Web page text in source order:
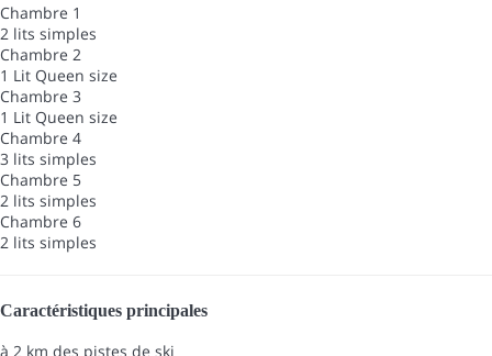
Chambre 1
2 lits simples
Chambre 2
1 Lit Queen size
Chambre 3
1 Lit Queen size
Chambre 4
3 lits simples
Chambre 5
2 lits simples
Chambre 6
2 lits simples
Caractéristiques principales
à 2 km des pistes de ski